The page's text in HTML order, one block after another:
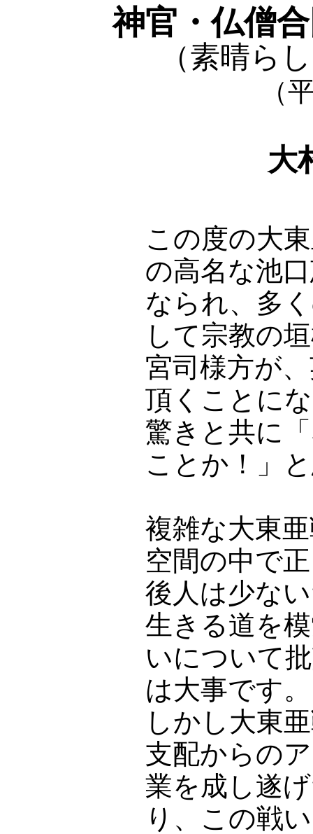
神官・仏僧
（素晴ら
（
大
この度の大
の高名な池
なられ、多
して宗教の
宮司様方が
頂くことに
驚きと共に
ことか！」
複雑な大東
空間の中で
後人は少な
生きる道を
いについて
は大事です。
しかし大東
支配からの
業を成し遂
り、この戦